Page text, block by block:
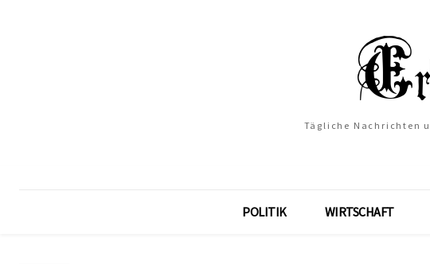
Tägliche Nachrichten
POLITIK WIRTSCHAFT